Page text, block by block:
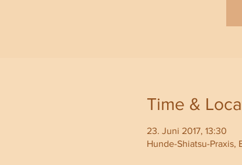
Time &
23. Juni 2017, 13:30
Hunde-Shiatsu-Praxis,